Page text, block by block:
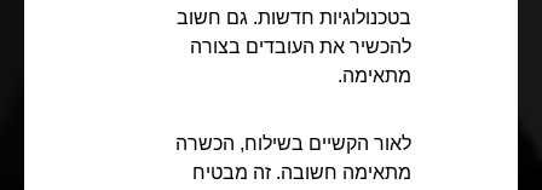
בטכנולוגיות חדשות. גם חשוב
להכשיר את העובדים בצורה
מתאימה.
לאור הקשיים בשילוח, הכשרה
מתאימה חשובה. זה מבטיח